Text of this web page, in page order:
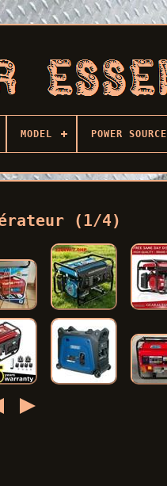
MODEL POWER SOURCE
(1/4)